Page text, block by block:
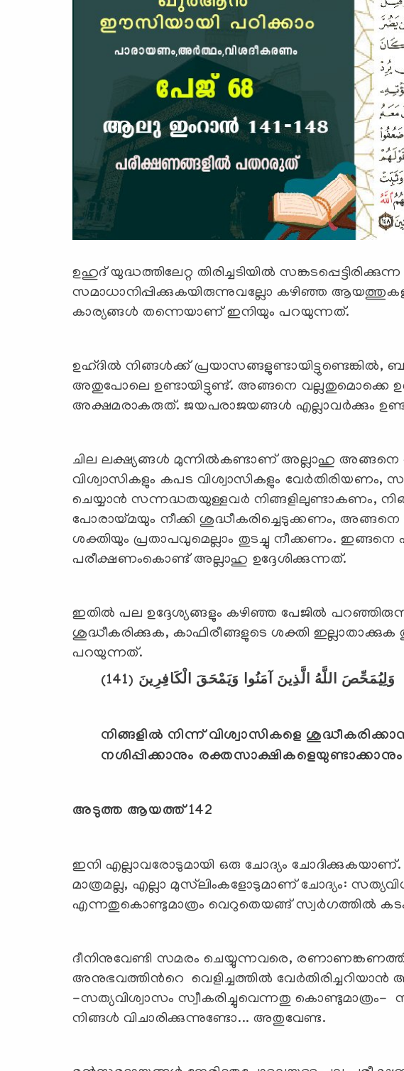
ഉഹുദ് യുദ്ധത്തിലേറ്റ തിരിച്ചടിയില്‍
സമാധാനിപ്പിക്കുകയിരുന്നുവല്ലോ കഴിഞ്ഞ
കാര്യങ്ങള്‍ തന്നെയാണ് ഇനിയും പറയുന്നത്.
ഉഹ്ദില്‍ നിങ്ങള്‍ക്ക് പ്രയാസങ്ങളുണ്ടായിട്ടുണ്ടെങ്കില്‍,
അതുപോലെ ഉണ്ടായിട്ടുണ്ട്. അങ്ങനെ വല്ലതുമൊക്കെ
അക്ഷമരാകരുത്. ജയപരാജയങ്ങള്‍ എല്ലാവര്‍ക്കും
ചില ലക്ഷ്യങ്ങള്‍ മുന്നില്‍കണ്ടാണ് അല്ലാഹു അങ്ങനെ
വിശ്വാസികളും കപട വിശ്വാസികളും വേര്‍തിരിയണം,
ചെയ്യാന്‍ സന്നദ്ധതയുള്ളവര്‍ നിങ്ങളിലുണ്ടാകണം,
പോരായ്മയും നീക്കി ശുദ്ധീകരിച്ചെടുക്കണം,
ശക്തിയും പ്രതാപവുമെല്ലാം തുടച്ചു നീക്കണം.
പരീക്ഷണംകൊണ്ട് അല്ലാഹു ഉദ്ദേശിക്കുന്നത്.
ഇതില്‍ പല ഉദ്ദേശ്യങ്ങളും കഴിഞ്ഞ പേജില്‍
ശുദ്ധീകരിക്കുക, കാഫിരീങ്ങളുടെ ശക്തി
പറയുന്നത്.
وَلِيُمَحِّصَ اللَّهُ الَّذِينَ آمَنُوا وَيَمْحَقَ الْكَافِرِينَ (141)
നിങ്ങളില്‍ നിന്ന് വിശ്വാസികളെ
നശിപ്പിക്കാനും
അടുത്ത ആയത്ത് 142
ഇനി എല്ലാവരോടുമായി ഒരു ചോദ്യം
മാത്രമല്ല, എല്ലാ മുസ്‌ലിംകളോടുമാണ് ചോദ്യം:
എന്നതുകൊണ്ടുമാത്രം വെറുതെയങ്ങ് സ്വര്‍ഗത്തില്‍
ദീനിനുവേണ്ടി സമരം ചെയ്യുന്നവരെ,
അനുഭവത്തിന്‍റെ വെളിച്ചത്തില്‍
-സത്യവിശ്വാസം സ്വീകരിച്ചുവെന്നതു കൊണ്ടുമാത്രം-
നിങ്ങള്‍ വിചാരിക്കുന്നുണ്ടോ... അതുവേണ്ട.